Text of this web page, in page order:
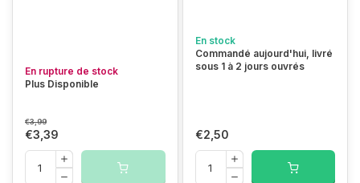
En rupture de stock
Plus Disponible
€3,99
€3,39
En stock
Commandé aujourd'hui, livré
sous 1 à 2 jours ouvrés
€2,50